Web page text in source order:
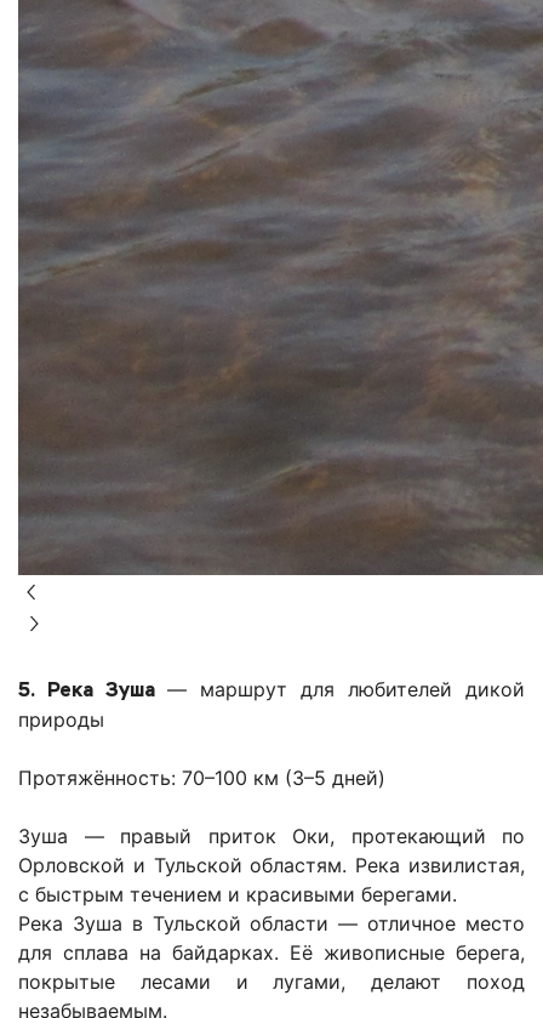
5. Река Зуша — маршрут для любителей дикой
природы
Протяжённость: 70–100 км (3–5 дней)
Зуша — правый приток Оки, протекающий по
Орловской и Тульской областям. Река извилистая,
с быстрым течением и красивыми берегами.
Река Зуша в Тульской области — отличное место
для сплава на байдарках. Её живописные берега,
покрытые лесами и лугами, делают поход
незабываемым.